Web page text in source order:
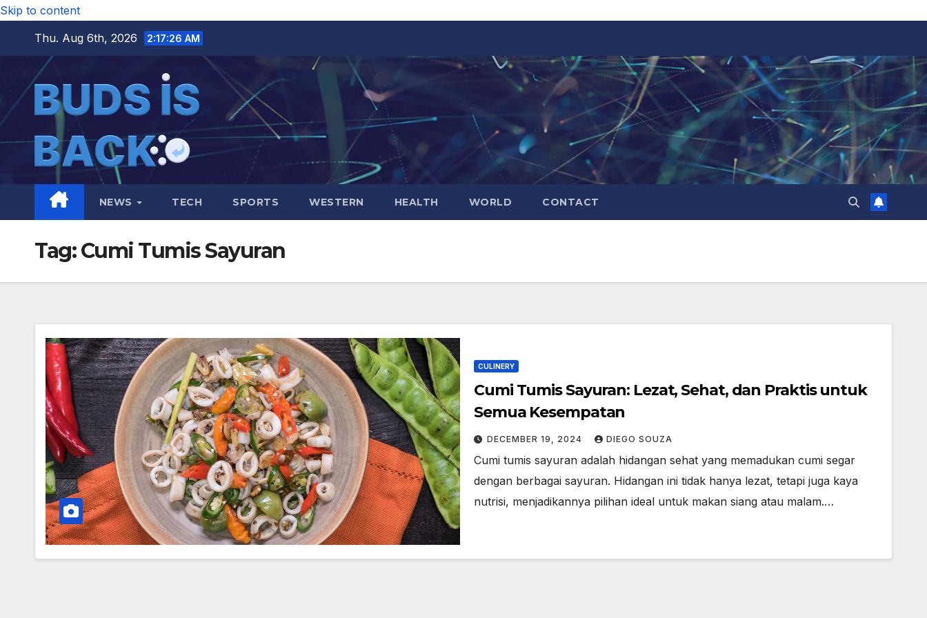
Skip to content
Thu. Aug 6th, 2026
2:17:27 AM
NEWS TECH SPORTS WESTERN HEALTH WORLD CONTACT
Tag:Cumi Tumis Sayuran
CULINERY
Cumi Tumis Sayuran: Lezat, Sehat, dan Praktis untuk
Semua Kesempatan
DECEMBER 19, 2024 DIEGO SOUZA
Cumi tumis sayuran adalah hidangan sehat yang memadukan cumi segar
dengan berbagai sayuran. Hidangan ini tidak hanya lezat, tetapi juga kaya
nutrisi, menjadikannya pilihan ideal untuk makan siang atau malam.…